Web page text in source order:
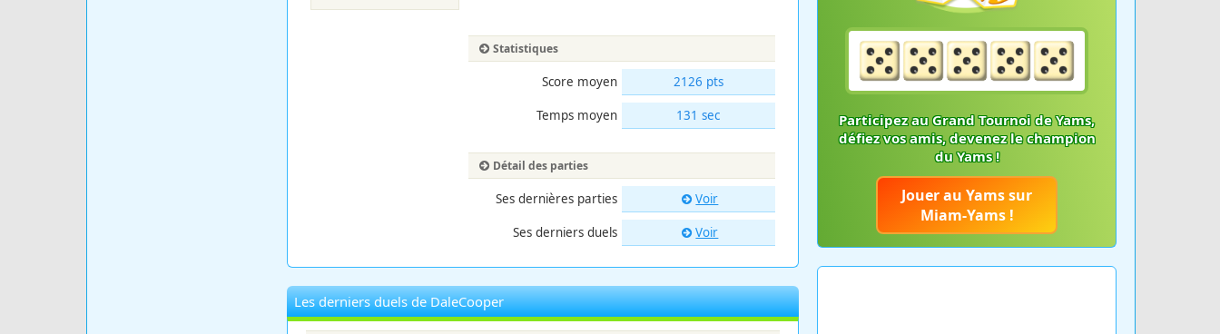
Statistiques
Score moyen 2126 pts
Temps moyen 131 sec
Détail des parties
Ses dernières parties Voir
Ses derniers duels Voir
Les derniers duels de DaleCooper
Participez au Grand Tournoi de Yams,
défiez vos amis, devenez le champion
du Yams !
Jouer au Yams sur
Miam-Yams !